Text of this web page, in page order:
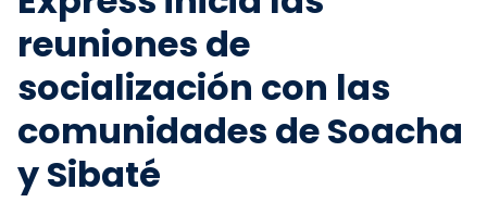
reuniones de
socialización con las
comunidades de Soacha
y Sibaté